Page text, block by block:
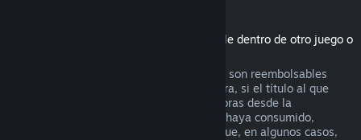
(Contenido de la tienda de Steam utilizable dentro de otro juego o
Los DLC adquiridos en la tienda de Steam son reembolsables
durante catorce días después de su compra, si el título al que
pertenecen se ha jugado menos de dos horas desde la
adquisición del DLC, y siempre que no se haya consumido,
modificado o transferido. Ten en cuenta que, en algunos casos,